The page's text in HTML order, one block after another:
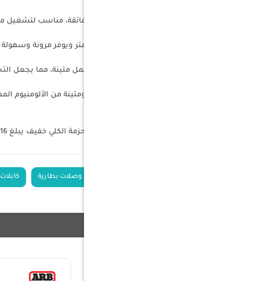
تخزين مريح: يأتي كاملاً مع حقيبة حمل متينة، مما يجعل
مجموعة جاهزة للاستخدام: وزن الحزمة الكلي خفيف يبلغ 2.16 كجم (شاملاً الحقيبة)، مصمم لسهولة الحمل والاستخدام السريع في حالات الطوارئ.
وصلات بطارية